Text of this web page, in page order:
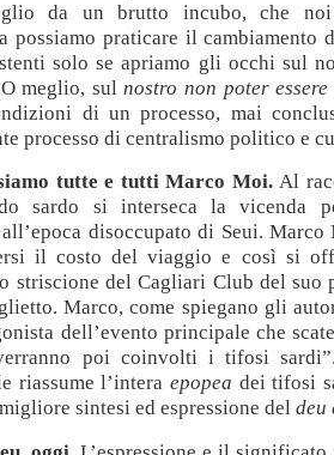
da un brutto incubo, che noi
possiamo praticare il cambiamento
solo se apriamo gli occhi sul
meglio, sulnostro non poter
di un processo, mai
processo di centralismo politico e
tutte e tutti Marco Moi.Al
sardo si interseca la vicenda
disoccupato di Seui.
il costo del viaggio e così si
striscione del Cagliari Club del suo
Marco, come spiegano gli
dell’evento principale che
poi coinvolti i tifosi
riassume l’intera epopea dei tifosi
sintesi ed espressione del deu